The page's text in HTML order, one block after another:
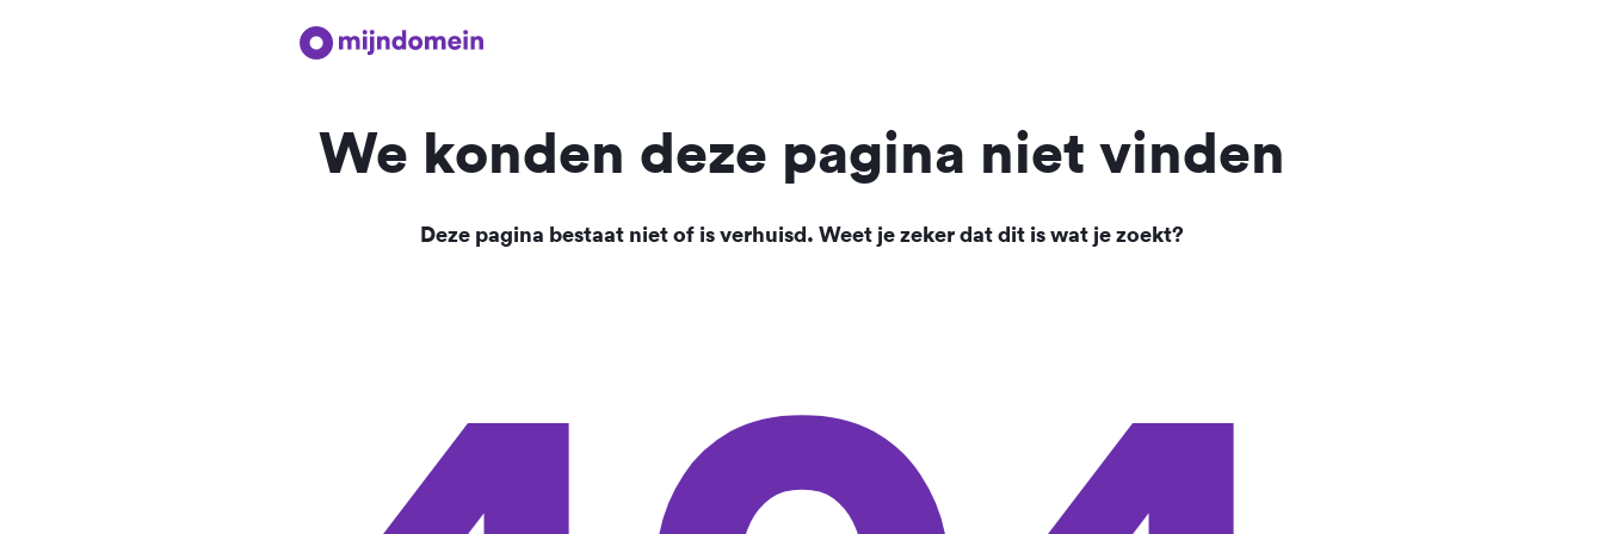
We konden deze pagina niet vinden
Deze pagina bestaat niet of is verhuisd. Weet je zeker dat dit is wat je zoekt?